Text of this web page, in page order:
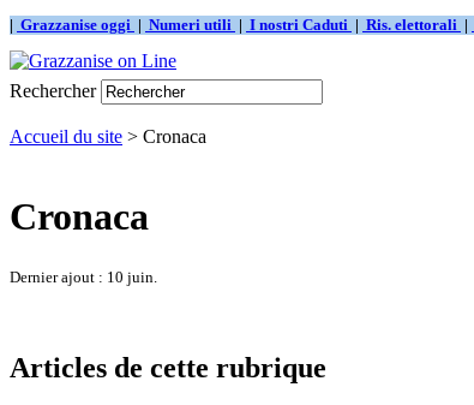
| Grazzanise oggi | Numeri utili | I nostri Caduti | Ris. elettorali |
Rechercher
Accueil du site > Cronaca
Cronaca
Dernier ajout : 10 juin.
Articles de cette rubrique